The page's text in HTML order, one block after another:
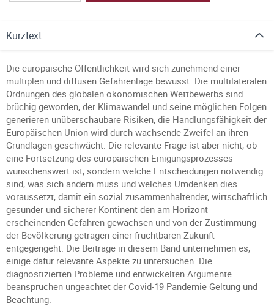
Kurztext
Die europäische Öffentlichkeit wird sich zunehmend einer
multiplen und diffusen Gefahrenlage bewusst. Die multilateralen
Ordnungen des globalen ökonomischen Wettbewerbs sind
brüchig geworden, der Klimawandel und seine möglichen Folgen
generieren unüberschaubare Risiken, die Handlungsfähigkeit der
Europäischen Union wird durch wachsende Zweifel an ihren
Grundlagen geschwächt. Die relevante Frage ist aber nicht, ob
eine Fortsetzung des europäischen Einigungsprozesses
wünschenswert ist, sondern welche Entscheidungen notwendig
sind, was sich ändern muss und welches Umdenken dies
voraussetzt, damit ein sozial zusammenhaltender, wirtschaftlich
gesunder und sicherer Kontinent den am Horizont
erscheinenden Gefahren gewachsen und von der Zustimmung
der Bevölkerung getragen einer fruchtbaren Zukunft
entgegengeht. Die Beiträge in diesem Band unternehmen es,
einige dafür relevante Aspekte zu untersuchen. Die
diagnostizierten Probleme und entwickelten Argumente
beanspruchen ungeachtet der Covid-19 Pandemie Geltung und
Beachtung.